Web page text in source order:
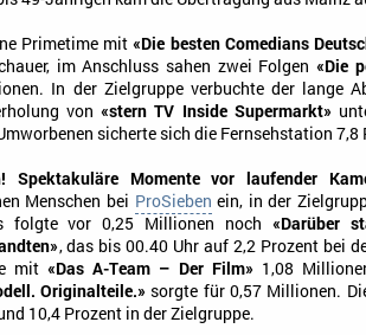
Primetime mit«Die besten Comedians
im Anschluss sahen zwei Folgen«Die
In der Zielgruppe verbuchte der lange
von«stern TV Inside Supermarkt»
sicherte sich die Fernsehstation 7,8
Spektakuläre Momente vor laufender
Menschen bei ProSieben ein, in der
folgte vor 0,25 Millionen noch«Darüber
, das bis 00.40 Uhr auf 2,2 Prozent bei
mit«Das A-Team – Der Film» 1,08
Originalteile.» sorgte für 0,57 Millionen.
10,4 Prozent in der Zielgruppe.